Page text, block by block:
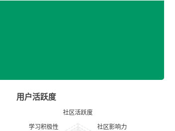
用户活跃度